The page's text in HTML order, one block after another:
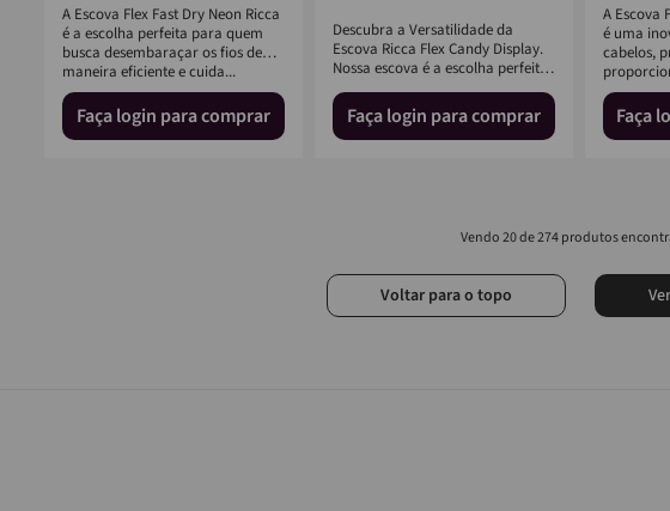
A Escova Flex Fast Dry Neon Ricca
é a escolha perfeita para quem
busca desembaraçar os fios de
maneira eficiente e cuida...
Faça login para comprar
Descubra a Versatilidade da
Escova Ricca Flex Candy Display.
Nossa escova é a escolha perfeita
para quem busca uma so...
Faça login para comprar
A Escova
é uma
cabelos,
...
Faça
20 de 274
Voltar para o topo